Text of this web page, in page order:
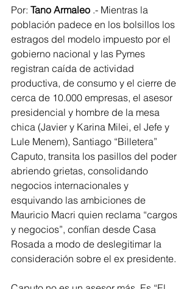
Por: Tano Armaleo .- Mientras la
población padece en los bolsillos los
estragos del modelo impuesto por el
gobierno nacional y las Pymes
registran caída de actividad
productiva, de consumo y el cierre de
cerca de 10.000 empresas, el asesor
presidencial y hombre de la mesa
chica (Javier y Karina Milei, el Jefe y
Lule Menem), Santiago “Billetera”
Caputo, transita los pasillos del poder
abriendo grietas, consolidando
negocios internacionales y
esquivando las ambiciones de
Mauricio Macri quien reclama “cargos
y negocios”, confían desde Casa
Rosada a modo de deslegitimar la
consideración sobre el ex presidente.